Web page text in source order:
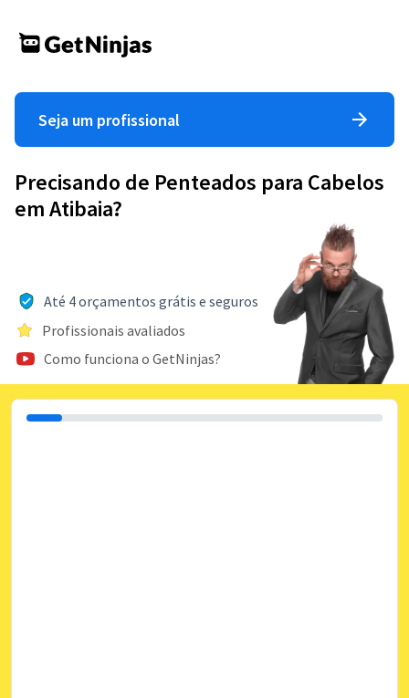
Seja um profissional
Precisando de Penteados para Cabelos
em Atibaia?
Até 4 orçamentos grátis e seguros
Profissionais avaliados
Como funciona o GetNinjas?